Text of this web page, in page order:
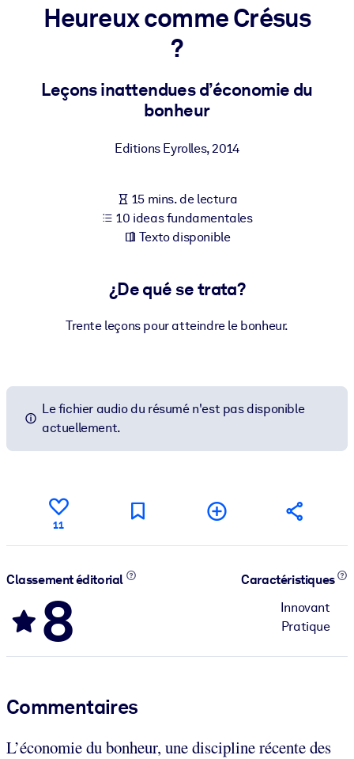
Integre conocimientos verificados y breves en su LMS/LXP para
obtener mejores resultados de aprendizaje.
Enriquezca su biblioteca corporativa con conocimientos
Para sistemas de IA
Alimente sus sistemas de IA con conocimientos fiables y
estructurados para mejorar los resultados.
Heureux comme Crésus
?
Leçons inattendues d’économie du
bonheur
Editions Eyrolles,2014
15 mins. de lectura
10 ideas fundamentales
Texto disponible
¿De qué se trata?
Trente leçons pour atteindre le bonheur.
Le fichier audio du résumé n'est pas disponible
actuellement.
11
Classement éditorial
8
Caractéristiques
Innovant
Pratique
Commentaires
L’économie du bonheur, une discipline récente des